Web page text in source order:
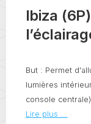
Ibiza
But : Permet
lumières
console
Lire plus ...